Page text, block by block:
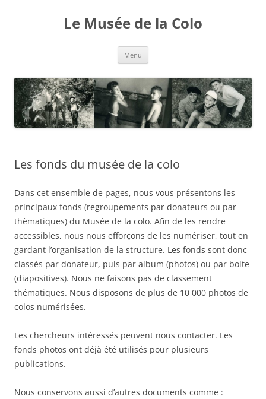
Le Musée de la Colo
Menu
Les fonds du musée de la colo
Dans cet ensemble de pages, nous vous présentons les
principaux fonds (regroupements par donateurs ou par
thèmatiques) du Musée de la colo. Afin de les rendre
accessibles, nous nous efforçons de les numériser, tout en
gardant l’organisation de la structure. Les fonds sont donc
classés par donateur, puis par album (photos) ou par boite
(diapositives). Nous ne faisons pas de classement
thématiques. Nous disposons de plus de 10 000 photos de
colos numérisées.
Les chercheurs intéressés peuvent nous contacter. Les
fonds photos ont déjà été utilisés pour plusieurs
publications.
Nous conservons aussi d’autres documents comme :